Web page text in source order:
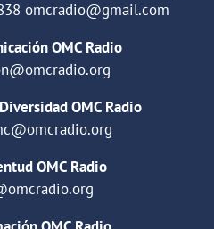
omcradio@gmail.com
OMC Radio
OMC Radio
OMC Radio